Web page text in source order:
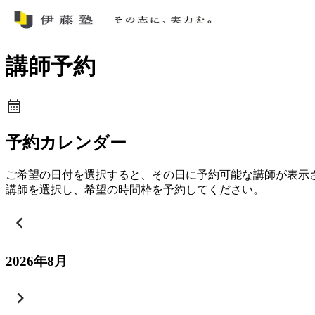
講師予約
予約カレンダー
ご希望の日付を選択すると、その日に予約可能な講師が表示
講師を選択し、希望の時間枠を予約してください。
2026年8月